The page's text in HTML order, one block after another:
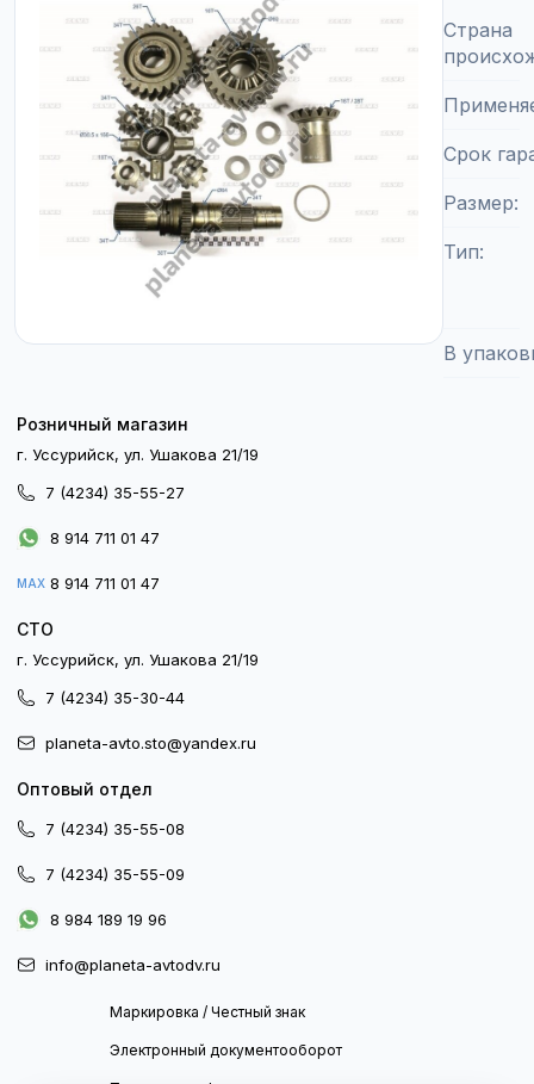
Страна
Срок
Размер
Тип
В
Розничный магазин
г. Уссурийск, ул. Ушакова 21/19
7 (4234) 35-55-27
8 914 711 01 47
MAX 8 914 711 01 47
СТО
г. Уссурийск, ул. Ушакова 21/19
7 (4234) 35-30-44
planeta-avto.sto@yandex.ru
Оптовый отдел
7 (4234) 35-55-08
7 (4234) 35-55-09
8 984 189 19 96
info@planeta-avtodv.ru
Маркировка / Честный знак
Электронный документооборот